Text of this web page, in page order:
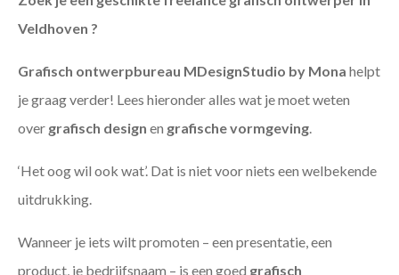
Veldhoven ?
Grafisch ontwerpbureau MDesignStudio by Mona helpt
je graag verder! Lees hieronder alles wat je moet weten
over grafisch design en grafische vormgeving
‘Het oog wil ook wat’. Dat is niet voor niets een welbekende
uitdrukking.
Wanneer je iets wilt promoten – een presentatie, een
product, je bedrijfsnaam – is een goed grafisch